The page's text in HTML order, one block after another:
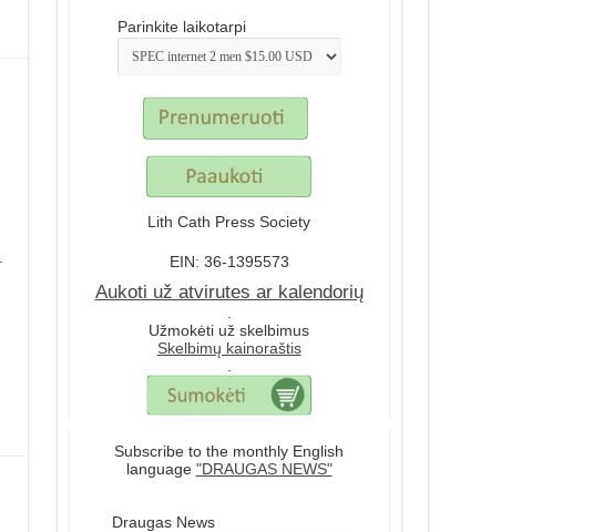
Parinkite laikotarpi
Lith Cath Press Society
EIN: 36-1395573
Aukoti už atvirutes ar kalendorių
.
Užmokėti už skelbimus
Skelbimų kainoraštis
.
Subscribe to the monthly English
language "DRAUGAS NEWS"
Draugas News